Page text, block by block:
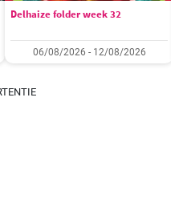
Delhaize folder week 32
06/08/2026 - 12/08/2026